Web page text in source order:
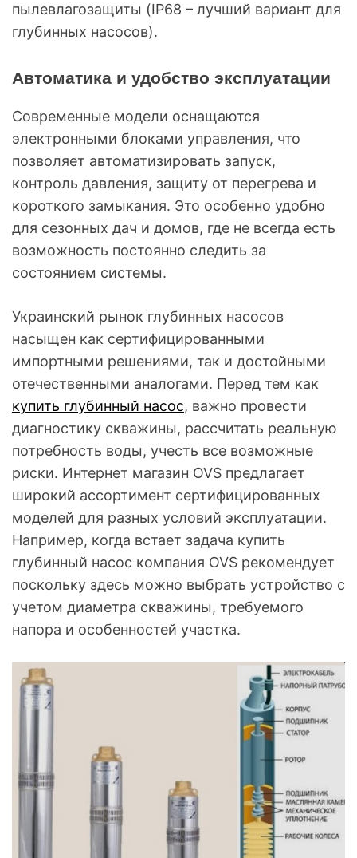
пылевлагозащиты (IP68 – лучший вариант для
глубинных насосов).
Автоматика и удобство эксплуатации
Современные модели оснащаются
электронными блоками управления, что
позволяет автоматизировать запуск,
контроль давления, защиту от перегрева и
короткого замыкания. Это особенно удобно
для сезонных дач и домов, где не всегда есть
возможность постоянно следить за
состоянием системы.
Украинский рынок глубинных насосов
насыщен как сертифицированными
импортными решениями, так и достойными
отечественными аналогами. Перед тем как
купить глубинный насос, важно провести
диагностику скважины, рассчитать реальную
потребность воды, учесть все возможные
риски. Интернет магазин OVS предлагает
широкий ассортимент сертифицированных
моделей для разных условий эксплуатации.
Например, когда встает задача купить
глубинный насос компания OVS рекомендует
поскольку здесь можно выбрать устройство с
учетом диаметра скважины, требуемого
напора и особенностей участка.